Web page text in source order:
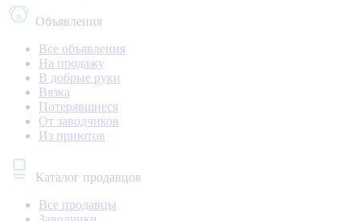
Объявления
Все объявления
На продажу
В добрые руки
Вязка
Потерявшиеся
От заводчиков
Из приютов
Каталог продавцов
Все продавцы